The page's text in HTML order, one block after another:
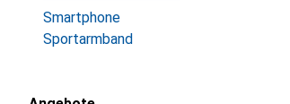
Smartphone
Sportarmband